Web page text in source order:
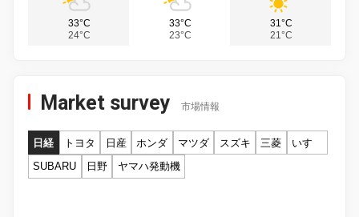
33°C
24°C
33°C
23°C
31°C
21°C
Market survey 市場情報
日経 トヨタ 日産 ホンダ マツダ スズキ 三菱
いすゞ
SUBARU
日野 ヤマハ発動機